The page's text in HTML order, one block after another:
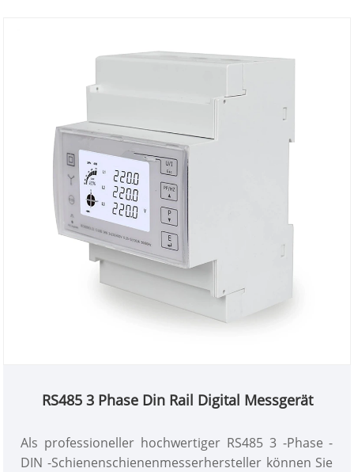
RS485 3 Phase Din Rail Digital Messgerät
Als professioneller hochwertiger RS485 3 -Phase -
DIN -Schienenschienenmesserhersteller können Sie